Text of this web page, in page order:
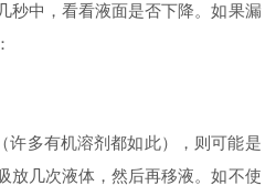
秒中，看看液面是否下降。如果漏
多有机溶剂都如此），则可能是
放几次液体，然后再移液。如不使